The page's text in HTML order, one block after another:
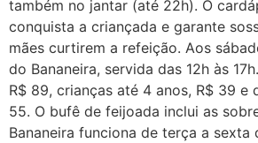
também no jantar (até 22h). O
conquista a criançada e garante
mães curtirem a refeição. Aos
do Bananeira, servida das 12h às
R$ 89, crianças até 4 anos, R$ 39 e
55. O bufê de feijoada inclui as
Bananeira funciona de terça a sexta